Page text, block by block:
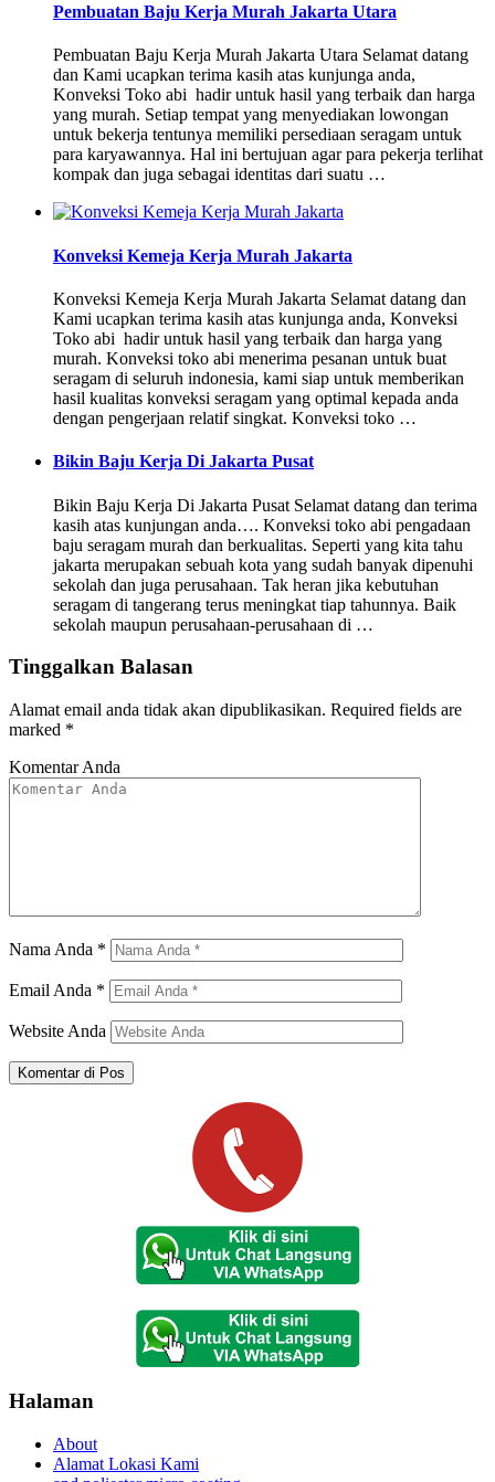
Pembuatan Baju Kerja Murah Jakarta Utara
Pembuatan Baju Kerja Murah Jakarta Utara Selamat datang
dan Kami ucapkan terima kasih atas kunjunga anda,
Konveksi Toko abi hadir untuk hasil yang terbaik dan harga
yang murah. Setiap tempat yang menyediakan lowongan
untuk bekerja tentunya memiliki persediaan seragam untuk
para karyawannya. Hal ini bertujuan agar para pekerja terlihat
kompak dan juga sebagai identitas dari suatu …
Konveksi Kemeja Kerja Murah Jakarta
Konveksi Kemeja Kerja Murah Jakarta Selamat datang dan
Kami ucapkan terima kasih atas kunjunga anda, Konveksi
Toko abi hadir untuk hasil yang terbaik dan harga yang
murah. Konveksi toko abi menerima pesanan untuk buat
seragam di seluruh indonesia, kami siap untuk memberikan
hasil kualitas konveksi seragam yang optimal kepada anda
dengan pengerjaan relatif singkat. Konveksi toko …
Bikin Baju Kerja Di Jakarta Pusat
Bikin Baju Kerja Di Jakarta Pusat Selamat datang dan terima
kasih atas kunjungan anda…. Konveksi toko abi pengadaan
baju seragam murah dan berkualitas. Seperti yang kita tahu
jakarta merupakan sebuah kota yang sudah banyak dipenuhi
sekolah dan juga perusahaan. Tak heran jika kebutuhan
seragam di tangerang terus meningkat tiap tahunnya. Baik
sekolah maupun perusahaan-perusahaan di …
Tinggalkan Balasan
Alamat email anda tidak akan dipublikasikan. Required fields are
marked *
Komentar Anda
Nama Anda *
Email Anda *
Website Anda
Halaman
About
Alamat Lokasi Kami